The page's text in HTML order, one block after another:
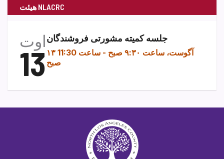
هیئت NLACRC
اوت
13
جلسه کمیته مشورتی فروشندگان
۱۳ آگوست، ساعت ۹:۳۰ صبح -
ساعت 11:30
صبح